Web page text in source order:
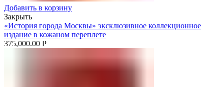
Добавить в корзину
Закрыть
«История города Москвы» эксклюзивное коллекционное
издание в кожаном переплете
375,000.00 Р